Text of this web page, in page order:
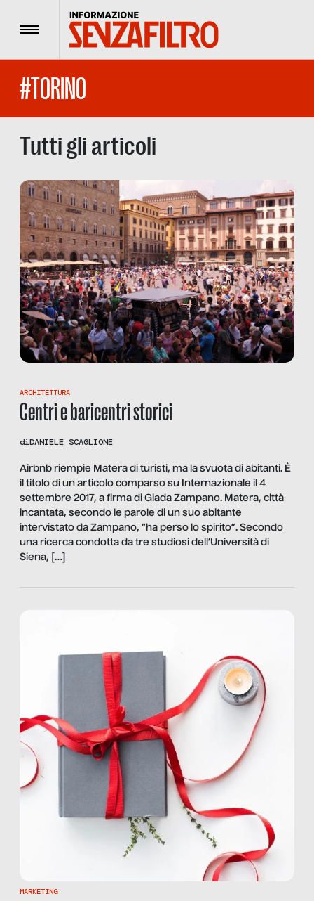
Menu
#TORINO
Tutti gli articoli
ARCHITETTURA
Centri e baricentri storici
diDANIELE SCAGLIONE
Airbnb riempie Matera di turisti, ma la svuota di abitanti. È
il titolo di un articolo comparso su Internazionale il 4
settembre 2017, a firma di Giada Zampano. Matera, città
incantata, secondo le parole di un suo abitante
intervistato da Zampano, “ha perso lo spirito”. Secondo
una ricerca condotta da tre studiosi dell’Università di
Siena, […]
MARKETING